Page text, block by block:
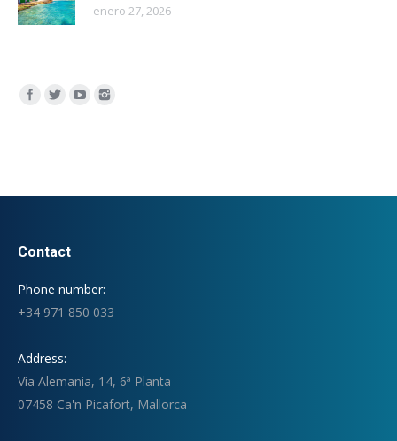
enero 27, 2026
Encuéntranos en:
Contact
Phone number:
+34 971 850 033
Address:
Via Alemania, 14, 6ª Planta
07458 Ca'n Picafort, Mallorca